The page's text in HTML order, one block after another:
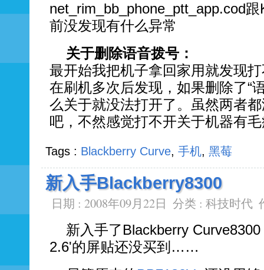
net_rim_bb_phone_ptt_app.cod
前没发现有什么异常
关于删除语音拨号：
最开始我把机子拿回家用就发现打
在刷机多次后发现，如果删除了“
么关于就没法打开了。虽然两者
吧，不然感觉打不开关于机器有
Tags : Blackberry Curve, 手机, 黑莓
新入手Blackberry8300
日期 : 2008年09月22日 分类 : 科技时代
新入手了Blackberry
2.6'的屏贴还没买到……